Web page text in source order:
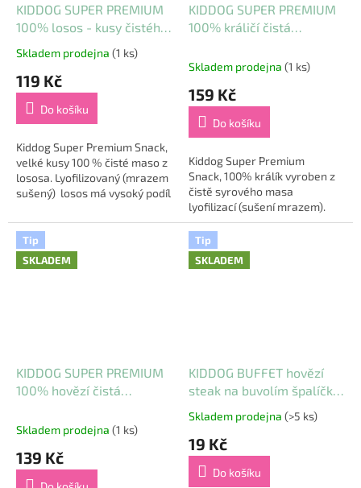
KIDDOG SUPER PREMIUM
100% losos - kusy čistého
mrazem 50 g
Průměrné
produktu
5,0
5
hvězdiček.
Skladem prodejna (1 ks)
119 Kč
Do košíku
Kiddog Super Premium Snack,
velké kusy 100 % čisté maso z
lososa. Lyofilizovaný (mrazem
sušený) losos má vysoký podíl
obsahem Omega...
KIDDOG SUPER PREMIUM
100% králičí čistá
50 g
Skladem prodejna (1 ks)
159 Kč
Do košíku
Kiddog Super Premium
Snack, 100% králík vyroben z
čistě syrového masa
lyofilizací (sušení mrazem).
Touto metodou sušení
je zachována maximální
kvalita masa, které je velmi
jemné...
Tip
SKLADEM
KIDDOG SUPER PREMIUM
100% hovězí čistá
50 g
Skladem prodejna (1 ks)
139 Kč
Tip
SKLADEM
KIDDOG BUFFET hovězí
steak na buvolím špalíčku
Průměrné
produktu
5,0
Skladem prodejna (>5 ks)
19 Kč
Do košíku